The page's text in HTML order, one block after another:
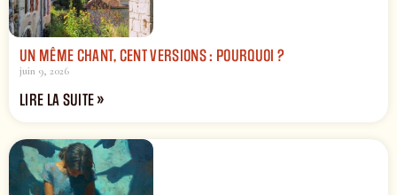
UN MÊME CHANT, CENT VERSIONS : POURQUOI ?
juin 9, 2026
LIRE LA SUITE »